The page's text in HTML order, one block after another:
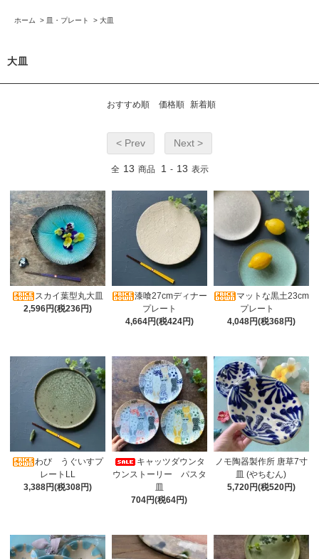
ホーム > 皿・プレート > 大皿
大皿
おすすめ順 価格順 新着順
< Prev Next >
全 13 商品 1 - 13 表示
スカイ葉型丸大皿
2,596円(税236円)
漆喰27cmディナー
プレート
4,664円(税424円)
マットな黒土23cm
プレート
4,048円(税368円)
わび うぐいすプ
レートLL
3,388円(税308円)
キャッツダウンタ
ウンストーリー パスタ
皿
704円(税64円)
ノモ陶器製作所 唐草7寸
皿 (やちむん)
5,720円(税520円)